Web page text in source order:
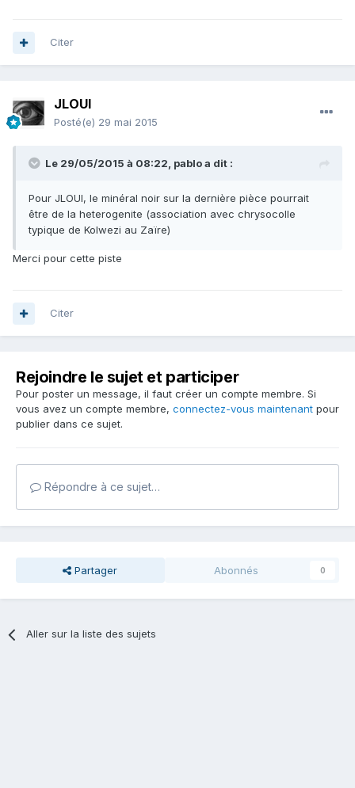
Citer
JLOUI
Posté(e) 29 mai 2015
Le 29/05/2015 à 08:22, pablo a dit :
Pour JLOUI, le minéral noir sur la dernière pièce pourrait
être de la heterogenite (association avec chrysocolle
typique de Kolwezi au Zaïre)
Merci pour cette piste
Citer
Rejoindre le sujet et participer
Pour poster un message, il faut créer un compte membre. Si
vous avez un compte membre, connectez-vous maintenant pour
publier dans ce sujet.
Répondre à ce sujet…
Partager Abonnés 0
Aller sur la liste des sujets